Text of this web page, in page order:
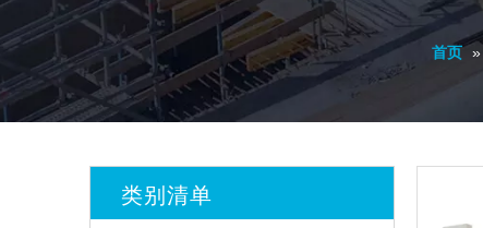
首页 »
类别清单